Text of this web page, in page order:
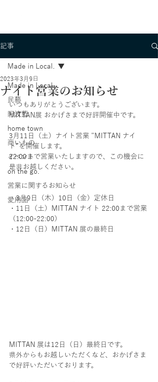
記事
Made in Local.
民藝
阿波藍
home town
商いもの
イベント
on the go.
営業に関するお知らせ
愛用品
Made in Local.
ナイト営業のお知らせ
2023年3月9日
いつもありがとうございます。
MITTAN展 おかげさまで好評開催中です。
3月11日（土）ナイト営業 "MITTAN ナイ
ト”を開催します。
22:00まで営業いたしますので、この機会に
是非お越しください。
・3月9日（木）10日（金）定休日
・11日（土）MITTAN ナイト 22:00まで営業
（12:00-22:00）
・12日（日）MITTAN 展の最終日
MITTAN 展は12日（日）最終日です。
県外からもお越しいただくなど、おかげさま
で好評いただいております。